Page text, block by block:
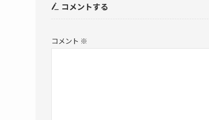
コメントする
コメント ※